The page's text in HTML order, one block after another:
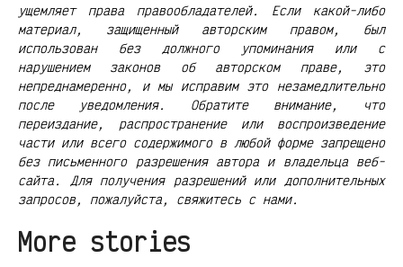
ущемляет права правообладателей. Если какой-либо
материал, защищенный авторским правом, был
использован без должного упоминания или с
нарушением законов об авторском праве, это
непреднамеренно, и мы исправим это незамедлительно
после уведомления. Обратите внимание, что
переиздание, распространение или воспроизведение
части или всего содержимого в любой форме запрещено
без письменного разрешения автора и владельца веб-
сайта. Для получения разрешений или дополнительных
запросов, пожалуйста, свяжитесь с нами.
More stories